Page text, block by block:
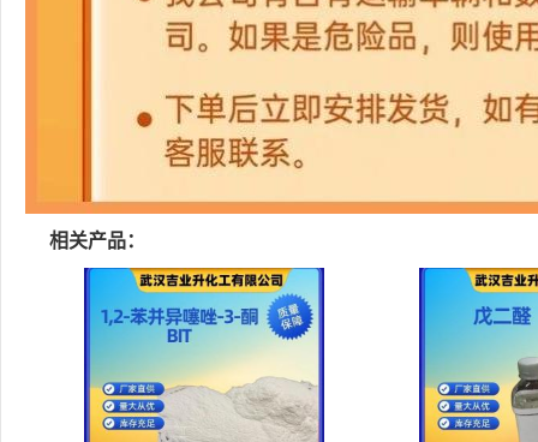
相关产品：